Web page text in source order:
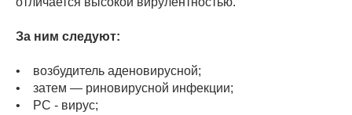
За ним следуют:
• возбудитель аденовирусной;
• затем — риновирусной инфекции;
• РС - вирус;